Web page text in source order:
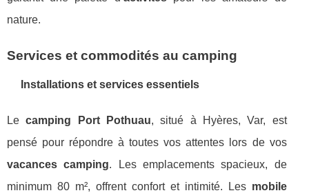
nature.
Services et commodités au camping
Installations et services essentiels
Lecamping Port Pothuau, situé à Hyères, Var, est
pensé pour répondre à toutes vos attentes lors de vos
vacances camping. Les emplacements spacieux, de
minimum 80 m², offrent confort et intimité. Les mobile